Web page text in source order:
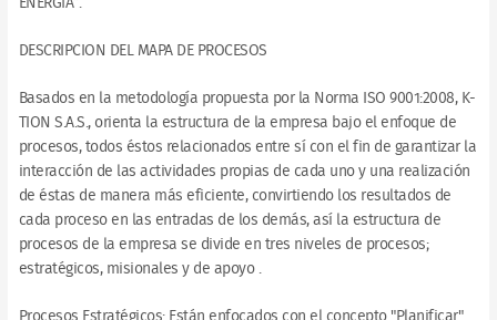
DESCRIPCION DEL MAPA DE PROCESOS
Basados en la metodología propuesta por la Norma ISO 9001:2008, K-
TION S.A.S., orienta la estructura de la empresa bajo el enfoque de
procesos, todos éstos relacionados entre sí con el fin de garantizar la
interacción de las actividades propias de cada uno y una realización
de éstas de manera más eficiente, convirtiendo los resultados de
cada proceso en las entradas de los demás, así la estructura de
procesos de la empresa se divide en tres niveles de procesos;
estratégicos, misionales y de apoyo .